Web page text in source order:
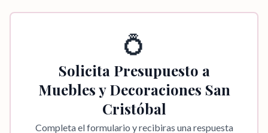
💍
Solicita Presupuesto a
Muebles y Decoraciones San
Cristóbal
Completa el formulario y recibiras una respuesta